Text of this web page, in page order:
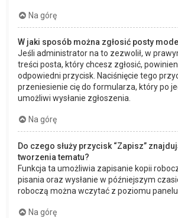
Na górę
W jaki sposób można zgłosić posty
Jeśli administrator na to zezwolił, w
treści posta, który chcesz zgłosić,
odpowiedni przycisk. Naciśnięcie tego
przeniesienie cię do formularza, który po
umożliwi wysłanie zgłoszenia.
Na górę
Do czego służy przycisk “Zapisz”
tworzenia tematu?
Funkcja ta umożliwia zapisanie kopii
pisania oraz wysłanie w późniejszym
roboczą można wczytać z poziomu
Na górę